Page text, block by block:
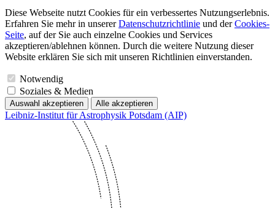
Diese Webseite nutzt Cookies für ein verbessertes Nutzungserlebnis.
Erfahren Sie mehr in unsererDatenschutzrichtlinie und derCookies-
Seite, auf der Sie auch einzelne Cookies und Services
akzeptieren/ablehnen können. Durch die weitere Nutzung dieser
Website erklären Sie sich mit unseren Richtlinien einverstanden.
Notwendig
Soziales & Medien
Auswahl akzeptieren Alle akzeptieren
Leibniz-Institut für Astrophysik Potsdam (AIP)